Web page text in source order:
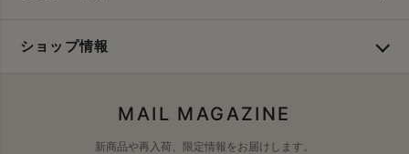
ショップ情報
MAIL MAGAZINE
新商品や再入荷、限定情報をお届けします。